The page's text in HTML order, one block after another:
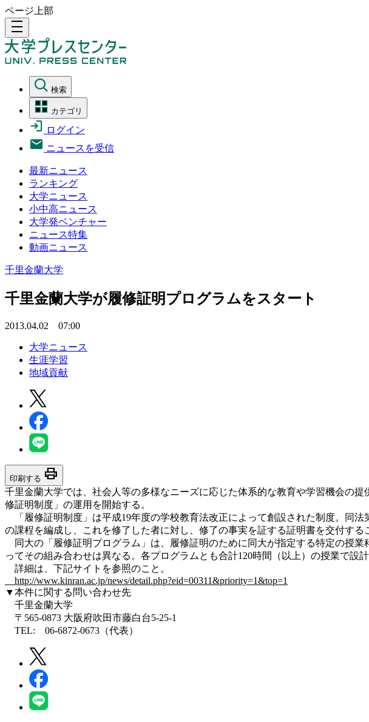
ページ上部
density_medium
検索
カテゴリ
ログイン
ニュースを受信
最新ニュース
ランキング
大学ニュース
小中高ニュース
大学発ベンチャー
ニュース特集
動画ニュース
千里金蘭大学
千里金蘭大学が履修証明プログラムをスタート
2013.04.02 07:00
大学ニュース
生涯学習
地域貢献
印刷する print
千里金蘭大学では、社会人等の多様なニーズに応じた体系的な教育や学習機会の
修証明制度」の運用を開始する。
「履修証明制度」は平成19年度の学校教育法改正によって創設された制度。同
の課程を編成し、これを修了した者に対し、修了の事実を証する証明書を交付する
同大の「履修証明プログラム」は、履修証明のために同大が指定する特定の授
ってその組み合わせは異なる。各プログラムとも合計120時間（以上）の授業で設計
詳細は、下記サイトを参照のこと。
http://www.kinran.ac.jp/news/detail.php?eid=00311&priority=1&top=1
▼本件に関する問い合わせ先
千里金蘭大学
〒565-0873 大阪府吹田市藤白台5-25-1
TEL: 06-6872-0673（代表）